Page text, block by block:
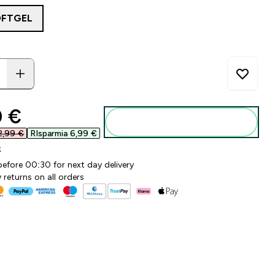
price
€‎
€‎ RIsparmia 6,99 €‎
00:30 for next day delivery
returns on all orders